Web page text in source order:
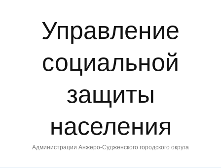
Управление
социальной
защиты
населения
Администрации Анжеро-Судженского городского округа